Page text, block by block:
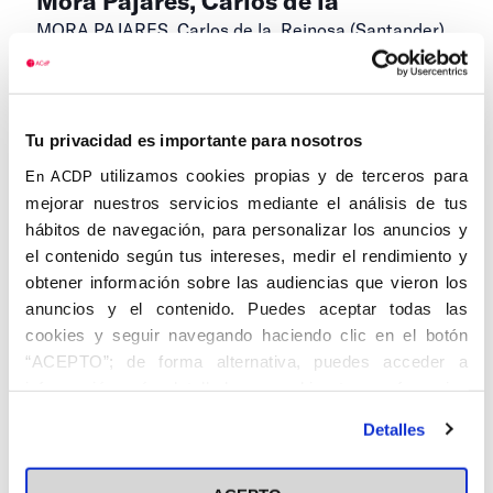
Tu privacidad es importante para nosotros
En ACDP utilizamos cookies propias y de terceros para
mejorar nuestros servicios mediante el análisis de tus
hábitos de navegación, para personalizar los anuncios y
el contenido según tus intereses, medir el rendimiento y
obtener información sobre las audiencias que vieron los
anuncios y el contenido. Puedes aceptar todas las
cookies y seguir navegando haciendo clic en el botón
“ACEPTO”; de forma alternativa, puedes acceder a
información más detallada y cambiar tus preferencias
en el botón "Personalizar". Para más información puedes
visitar nuestra Política de Cookies
Detalles
MORA PAJARES, Carlos de la. Reinosa (Santander),
19.I.1908 – Madrid, 6.XII.2004. Abogado, profesor
universitario, oficial del Cuerpo Jurídico Militar, juez,
Agente de Cambio y Bolsa. Natural[…]